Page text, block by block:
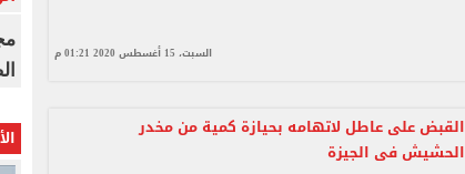
السبت، 15 أغسطس 2020 01:21 م
القبض على عاطل لاتهامه بحيازة كمية من مخدر
الحشيش فى الجيزة